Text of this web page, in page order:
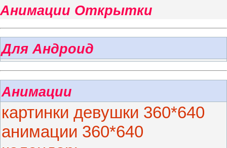
Анимации Открытки
Для Андроид
Анимации
картинки девушки 360*640
анимации 360*640